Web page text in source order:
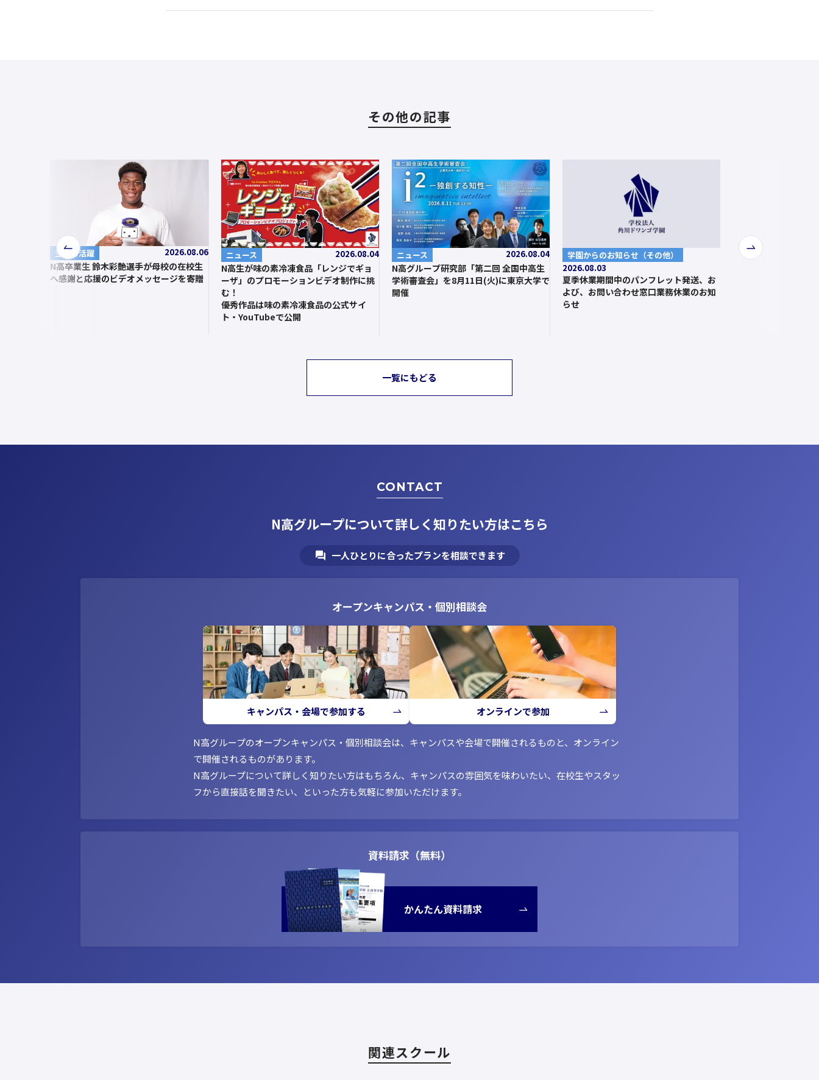
その他の記事
前
へ
生徒の活躍 2026.08.06
N高卒業生 鈴木彩艶選手が母校の在校生
へ感謝と応援のビデオメッセージを寄贈
ニュース 2026.08.04
N高生が味の素冷凍食品「レンジでギョ
ーザ」のプロモーションビデオ制作に挑
む！
優秀作品は味の素冷凍食品の公式サイ
ト・YouTubeで公開
ニュース 2026.08.04
N高グループ研究部「第二回 全国中高生
学術審査会」を8月11日(火)に東京大学で
開催
学園からのお知らせ（その他）
2026.08.03
夏季休業期間中のパンフレット発送、お
よび、お問い合わせ窓口業務休業のお知
らせ
次
一覧にもどる
CONTACT
N高グループについて詳しく知りたい方はこちら
一人ひとりに合ったプランを相談できます
オープンキャンパス・個別相談会
キャンパス・会場で参加する オンラインで参加
N高グループのオープンキャンパス・個別相談会は、キャンパスや会場で開催されるものと、オンライン
で開催されるものがあります。
N高グループについて詳しく知りたい方はもちろん、キャンパスの雰囲気を味わいたい、在校生やスタッ
フから直接話を聞きたい、といった方も気軽に参加いただけます。
資料請求（無料）
かんたん資料請求
関連スクール